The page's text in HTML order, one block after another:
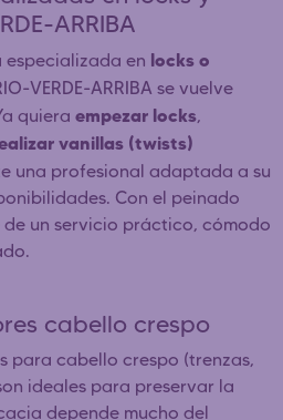
ARRIBA
especializada en locks o
VERDE-ARRIBA se vuelve
quiera empezar locks,
vanillas (twists)
una profesional adaptada a su
Con el peinado
un servicio práctico, cómodo
cabello crespo
para cabello crespo (trenzas,
ideales para preservar la
depende mucho del